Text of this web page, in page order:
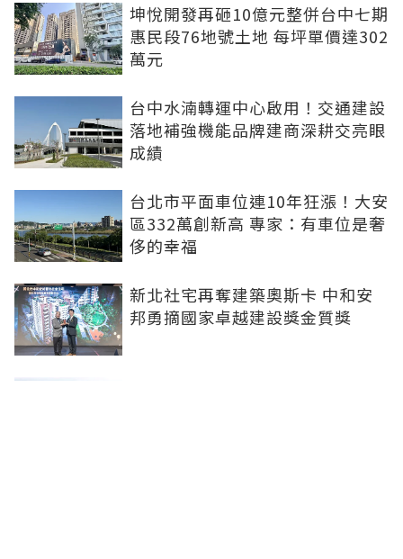
坤悅開發再砸10億元整併台中七期
惠民段76地號土地 每坪單價達302
萬元
台中水湳轉運中心啟用！交通建設
落地補強機能品牌建商深耕交亮眼
成績
台北市平面車位連10年狂漲！大安
區332萬創新高 專家：有車位是奢
侈的幸福
新北社宅再奪建築奧斯卡 中和安
邦勇摘國家卓越建設獎金質獎